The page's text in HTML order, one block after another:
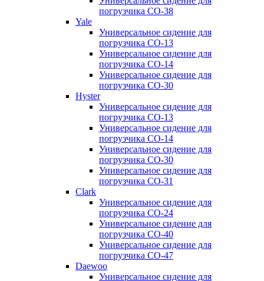
погрузчика CO-38
Yale
Универсальное сидение для
погрузчика CO-13
Универсальное сидение для
погрузчика CO-14
Универсальное сидение для
погрузчика CO-30
Hyster
Универсальное сидение для
погрузчика CO-13
Универсальное сидение для
погрузчика CO-14
Универсальное сидение для
погрузчика CO-30
Универсальное сидение для
погрузчика CO-31
Clark
Универсальное сидение для
погрузчика CO-24
Универсальное сидение для
погрузчика CO-40
Универсальное сидение для
погрузчика CO-47
Daewoo
Универсальное сидение для